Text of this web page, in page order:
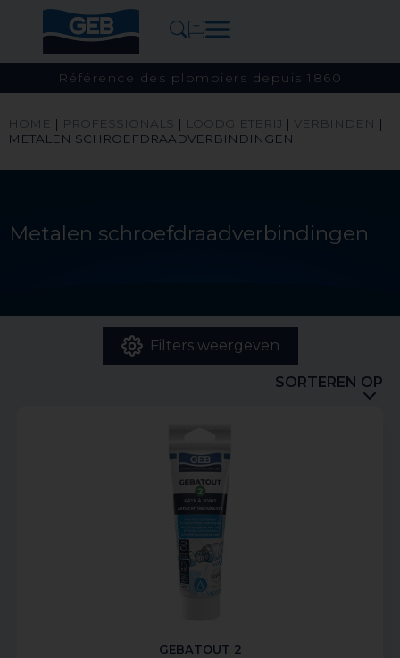
Référence des plombiers depuis 1860
HOME | PROFESSIONALS | LOODGIETERIJ | VERBINDEN |
METALEN SCHROEFDRAADVERBINDINGEN
Metalen schroefdraadverbindingen
Filters weergeven
SORTEREN OP
GEBATOUT 2